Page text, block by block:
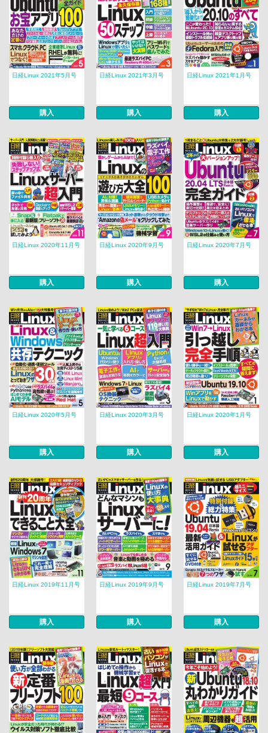
日経Linux 2021年5月号
購入
日経Linux 2021年3月号
購入
日経Linux 2021年1月号
購入
日経Linux 2020年11月号
購入
日経Linux 2020年9月号
購入
日経Linux 2020年7月号
購入
日経Linux 2020年5月号
購入
日経Linux 2020年3月号
購入
日経Linux 2020年1月号
購入
日経Linux 2019年11月号
購入
日経Linux 2019年9月号
購入
日経Linux 2019年7月号
購入